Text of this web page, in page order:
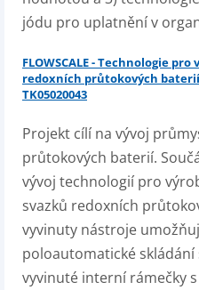
jódu pro uplatnění v
FLOWSCALE - Technologie
redoxních průtokových baterií -
TK05020043
Projekt cílí na vývoj
průtokových baterií.
vývoj technologií pro
svazků redoxních
vyvinuty nástroje
poloautomatické
vyvinuté interní rámečky